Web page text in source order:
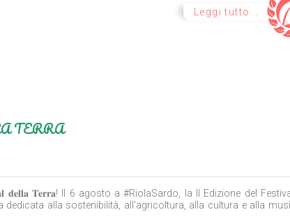
Leggi tutto...
TERRA
𝐝𝐞𝐥𝐥𝐚 𝐓𝐞𝐫𝐫𝐚! Il 6 agosto a #RiolaSardo, la II Edizione del
dedicata alla sostenibilità, all'agricoltura, alla cultura e alla